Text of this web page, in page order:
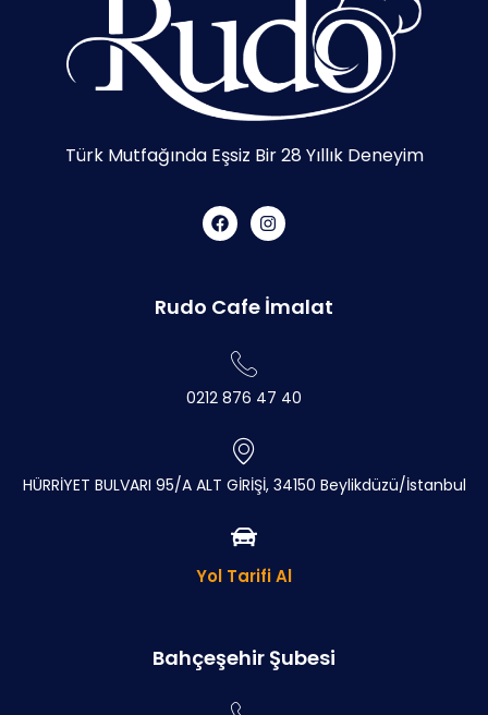
Türk Mutfağında Eşsiz Bir 28 Yıllık Deneyim
Rudo Cafe İmalat
0212 876 47 40
HÜRRİYET BULVARI 95/A ALT GİRİŞİ, 34150 Beylikdüzü/İstanbul
Yol Tarifi Al
Bahçeşehir Şubesi